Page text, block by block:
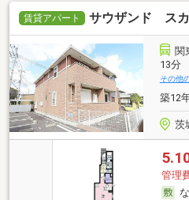
賃貸アパート サウザンド ス
関
13分
その他
築12
茨
管理